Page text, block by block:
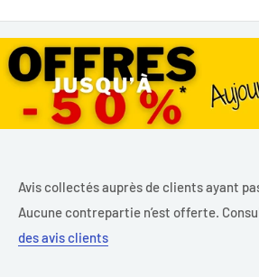
Avis collectés auprès de clients ayant
Aucune contrepartie n’est offerte.
des avis clients